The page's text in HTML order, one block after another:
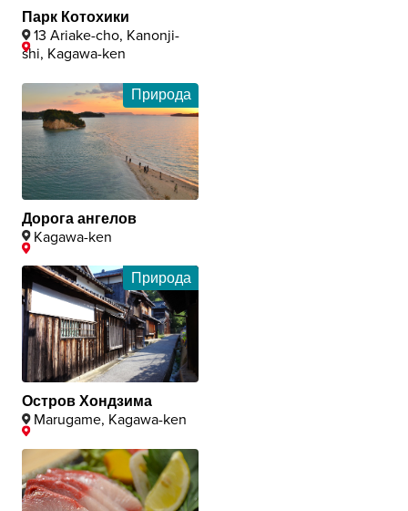
Парк Котохики
13 Ariake-cho, Kanonji-
shi, Kagawa-ken
Природа
Дорога ангелов
Kagawa-ken
Природа
Остров Хондзима
Marugame, Kagawa-ken